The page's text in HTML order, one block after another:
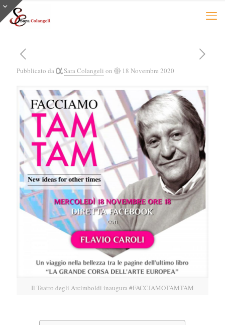
Pubblicato da Sara Colangeli on 18 Novembre 2020
Il Teatro degli Arcimboldi inaugura #FACCIAMOTAMTAM